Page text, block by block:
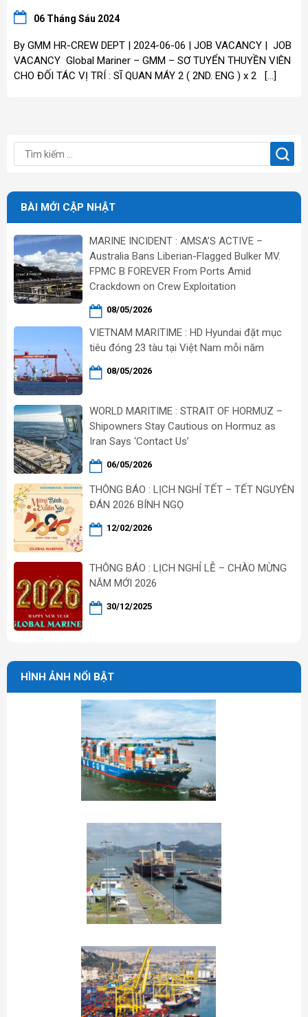
06 Tháng Sáu 2024
By GMM HR-CREW DEPT | 2024-06-06 | JOB VACANCY | JOB
VACANCY Global Mariner – GMM – SƠ TUYỂN THUYỀN VIÊN
CHO ĐỐI TÁC VỊ TRÍ : SĨ QUAN MÁY 2 ( 2ND. ENG ) x 2 […]
BÀI MỚI CẬP NHẬT
MARINE INCIDENT : AMSA’S ACTIVE –
Australia Bans Liberian-Flagged Bulker MV.
FPMC B FOREVER From Ports Amid
Crackdown on Crew Exploitation
08/05/2026
VIETNAM MARITIME : HD Hyundai đặt mục
tiêu đóng 23 tàu tại Việt Nam mỗi năm
08/05/2026
WORLD MARITIME : STRAIT OF HORMUZ –
Shipowners Stay Cautious on Hormuz as
Iran Says ‘Contact Us’
06/05/2026
THÔNG BÁO : LỊCH NGHỈ TẾT – TẾT NGUYÊN
ĐÁN 2026 BÍNH NGỌ
12/02/2026
THÔNG BÁO : LỊCH NGHỈ LỄ – CHÀO MỪNG
NĂM MỚI 2026
30/12/2025
HÌNH ẢNH NỔI BẬT